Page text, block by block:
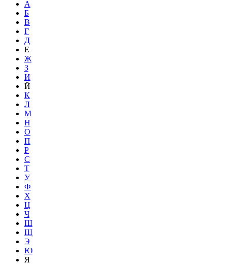
А
Б
В
Г
Д
Е
Ж
З
И
Й
К
Л
М
Н
О
П
Р
С
Т
У
Ф
Х
Ц
Ч
Ш
Щ
Э
Ю
Я